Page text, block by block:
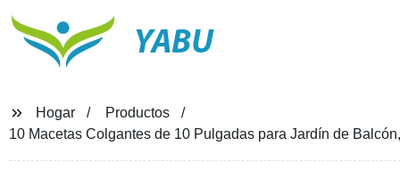
YABU
Hogar
Productos
10 Macetas Colgantes de 10 Pulgadas para Jardín de